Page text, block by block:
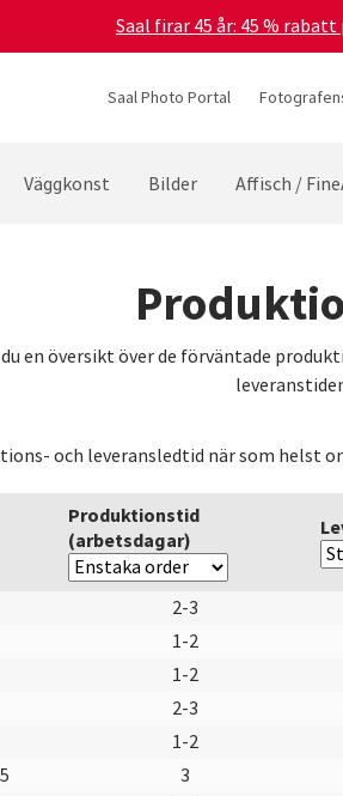
Saal firar 45 år: 45 %
Saal Photo Portal
Väggkonst Bilder Affisch /
en översikt över de förväntade
och leveransledtid när som helst
Produktionstid
(arbetsdagar)
2-3
1-2
1-2
2-3
1-2
3